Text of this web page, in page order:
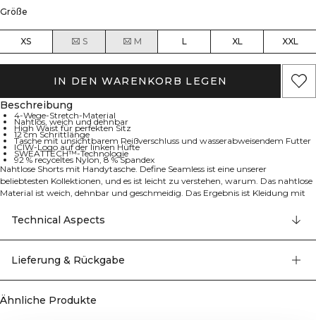
Größe
XS S M L XL XXL
IN DEN WARENKORB LEGEN
Beschreibung
4-Wege-Stretch-Material
Nahtlos, weich und dehnbar
High Waist für perfekten Sitz
12 cm Schrittlänge
Tasche mit unsichtbarem Reißverschluss und wasserabweisendem Futter
ICIW-Logo auf der linken Hüfte
SWEATTECH™-Technologie
92 % recyceltes Nylon, 8 % Spandex
Nahtlose Shorts mit Handytasche. Define Seamless ist eine unserer
beliebtesten Kollektionen, und es ist leicht zu verstehen, warum. Das nahtlose
Material ist weich, dehnbar und geschmeidig. Das Ergebnis ist Kleidung mit
mehreren trendigen Farben machen Define Seamless zur Workout-Kollektion
erster Wahl für viele verschiedene Trainingsarten. Material in 4-Wege-Stretch
der neuesten Nahtlos-Technologie für erhöhte Bewegungsfreiheit beim
Hüfte. SWEATTECH™ Technologie mit High Waist für den perfekten Sitz und
Elastan.
Technical Aspects
Lieferung & Rückgabe
Ähnliche Produkte